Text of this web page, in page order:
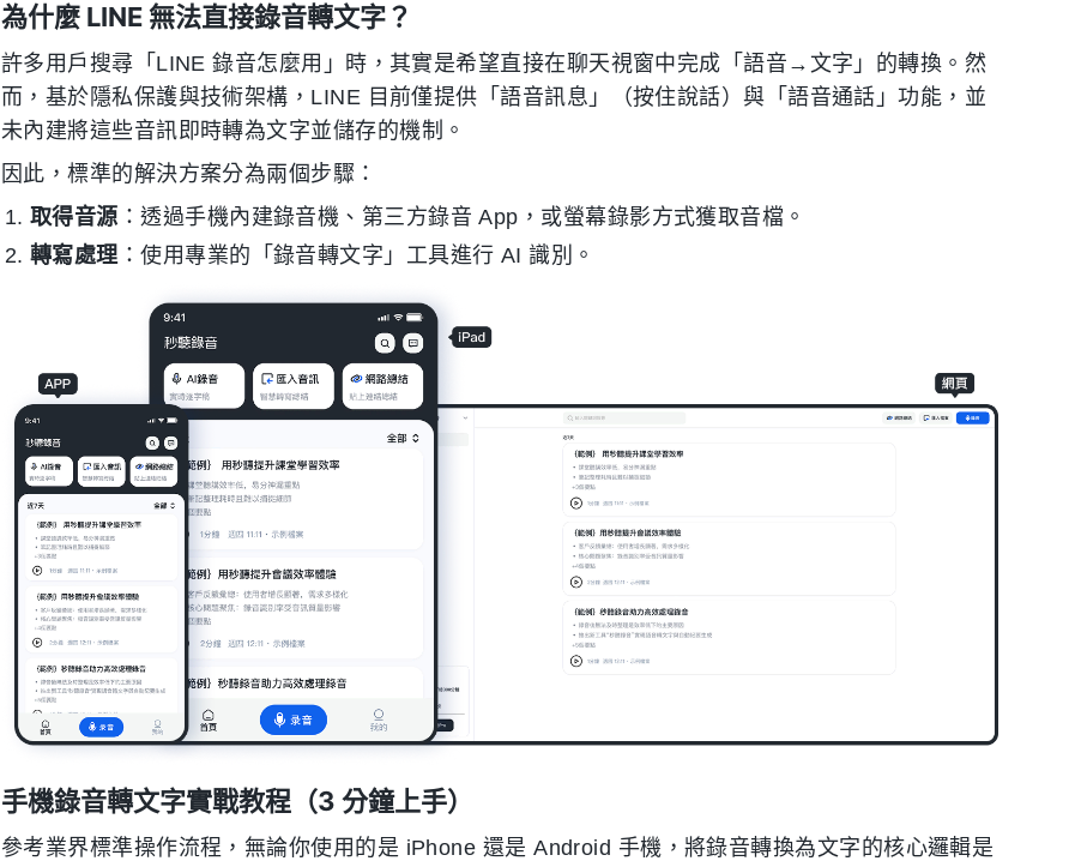
為什麼 LINE 無法直接錄音轉文字？
許多用戶搜尋「LINE 錄音怎麼用」時，其實是希望直接在聊天視窗中完成「語音→文字」的轉換。然
而，基於隱私保護與技術架構，LINE 目前僅提供「語音訊息」（按住說話）與「語音通話」功能，並
未內建將這些音訊即時轉為文字並儲存的機制。
因此，標準的解決方案分為兩個步驟：
取得音源 ：透過手機內建錄音機、第三方錄音 App，或螢幕錄影方式獲取音檔。
轉寫處理：使用專業的「錄音轉文字」工具進行 AI 識別。
手機錄音轉文字實戰教程（3 分鐘上手）
參考業界標準操作流程，無論你使用的是 iPhone 還是 Android 手機，將錄音轉換為文字的核心邏輯是